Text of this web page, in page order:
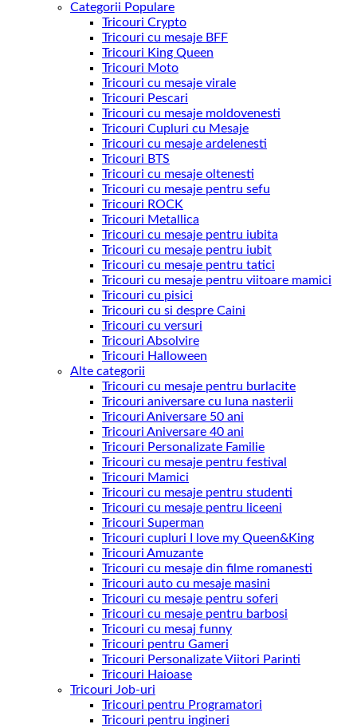
Categorii Populare
Tricouri Crypto
Tricouri cu mesaje BFF
Tricouri King Queen
Tricouri Moto
Tricouri cu mesaje virale
Tricouri Pescari
Tricouri cu mesaje moldovenesti
Tricouri Cupluri cu Mesaje
Tricouri cu mesaje ardelenesti
Tricouri BTS
Tricouri cu mesaje oltenesti
Tricouri cu mesaje pentru sefu
Tricouri ROCK
Tricouri Metallica
Tricouri cu mesaje pentru iubita
Tricouri cu mesaje pentru iubit
Tricouri cu mesaje pentru tatici
Tricouri cu mesaje pentru viitoare mamici
Tricouri cu pisici
Tricouri cu si despre Caini
Tricouri cu versuri
Tricouri Absolvire
Tricouri Halloween
Alte categorii
Tricouri cu mesaje pentru burlacite
Tricouri aniversare cu luna nasterii
Tricouri Aniversare 50 ani
Tricouri Aniversare 40 ani
Tricouri Personalizate Familie
Tricouri cu mesaje pentru festival
Tricouri Mamici
Tricouri cu mesaje pentru studenti
Tricouri cu mesaje pentru liceeni
Tricouri Superman
Tricouri cupluri I love my Queen&King
Tricouri Amuzante
Tricouri cu mesaje din filme romanesti
Tricouri auto cu mesaje masini
Tricouri cu mesaje pentru soferi
Tricouri cu mesaje pentru barbosi
Tricouri cu mesaj funny
Tricouri pentru Gameri
Tricouri Personalizate Viitori Parinti
Tricouri Haioase
Tricouri Job-uri
Tricouri pentru Programatori
Tricouri pentru ingineri